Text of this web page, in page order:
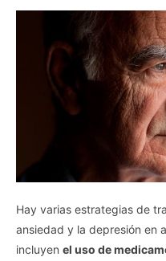
Hay varias estrategias de
ansiedad y la depresión en
incluyen el uso de